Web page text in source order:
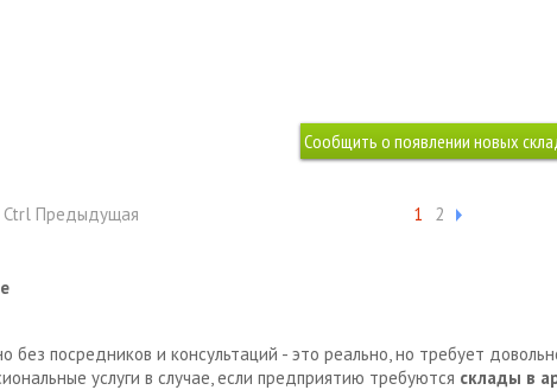
Ctrl Предыдущая 1 2
без посредников и консультаций - это реально, но требует
услуги в случае, если предприятию требуются склады в